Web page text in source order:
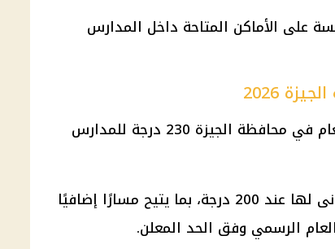
على الأماكن المتاحة داخل المدارس
2026
بلغ الحد الأدنى للقبول بالثانوي العام في محافظة الجيزة 230 درجة للمدارس
أما فصول الخدمات، فجاء الحد الأدنى لها عند 200 درجة، بما يتيح مسارًا إضافيًا
الرسمي وفق الحد المعلن.